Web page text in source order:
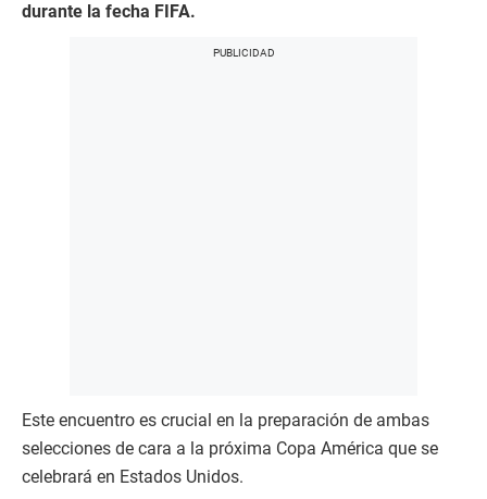
durante la fecha FIFA.
Este encuentro es crucial en la preparación de ambas
selecciones de cara a la próxima Copa América que se
celebrará en Estados Unidos.